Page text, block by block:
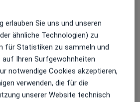
Höflich
erlauben Sie uns und unseren
ähnliche Technologien) zu
für Statistiken zu sammeln und
auf Ihren Surfgewohnheiten
notwendige Cookies akzeptieren,
verwenden, die für die
unserer Website technisch